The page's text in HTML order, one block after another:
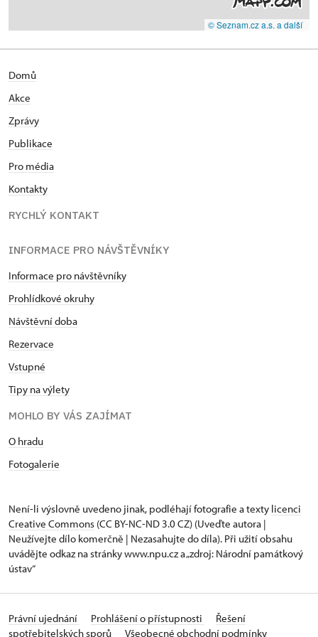
© Seznam.cz a.s. a další
Domů
Akce
Zprávy
Publikace
Pro média
Kontakty
RYCHLÝ KONTAKT
INFORMACE PRO NÁVŠTĚVNÍKY
Informace pro návštěvníky
Prohlídkové okruhy
Návštěvní doba
Rezervace
Vstupné
Tipy na výlety
MOHLO BY VÁS ZAJÍMAT
O hradu
Fotogalerie
Není-li výslovně uvedeno jinak, podléhají fotografie a texty licenci
Creative Commons (CC BY-NC-ND 3.0 CZ) (Uveďte autora |
Neužívejte dílo komerčně | Nezasahujte do díla). Při užití obsahu
uvádějte odkaz na stránky www.npu.cz a „zdroj: Národní památkový
ústav“
Právní ujednání Prohlášení o přístupnosti
Řešení
spotřebitelských sporů
Všeobecné obchodní podmínky